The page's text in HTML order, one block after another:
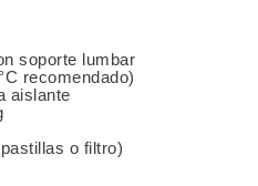
soporte lumbar
recomendado)
aislante
o filtro)